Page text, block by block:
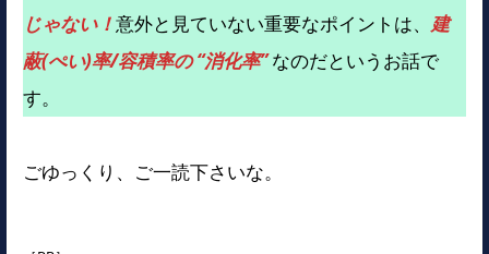
じゃない！意外と見ていない重要なポイントは、 建
蔽(ぺい)率/容積率の “消化率”なのだというお話で
す。
ごゆっくり、ご一読下さいな。